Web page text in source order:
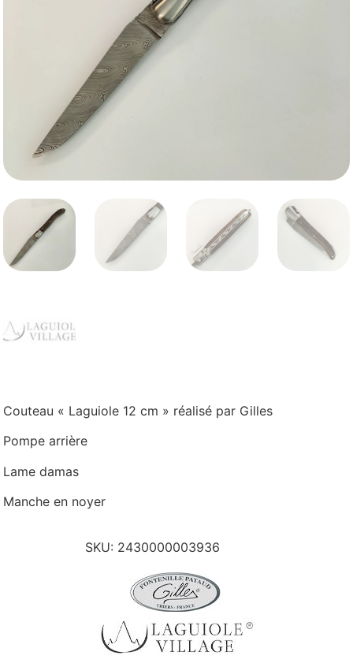
Couteau « Laguiole 12 cm » réalisé par Gilles
Pompe arrière
Lame damas
Manche en noyer
SKU: 2430000003936